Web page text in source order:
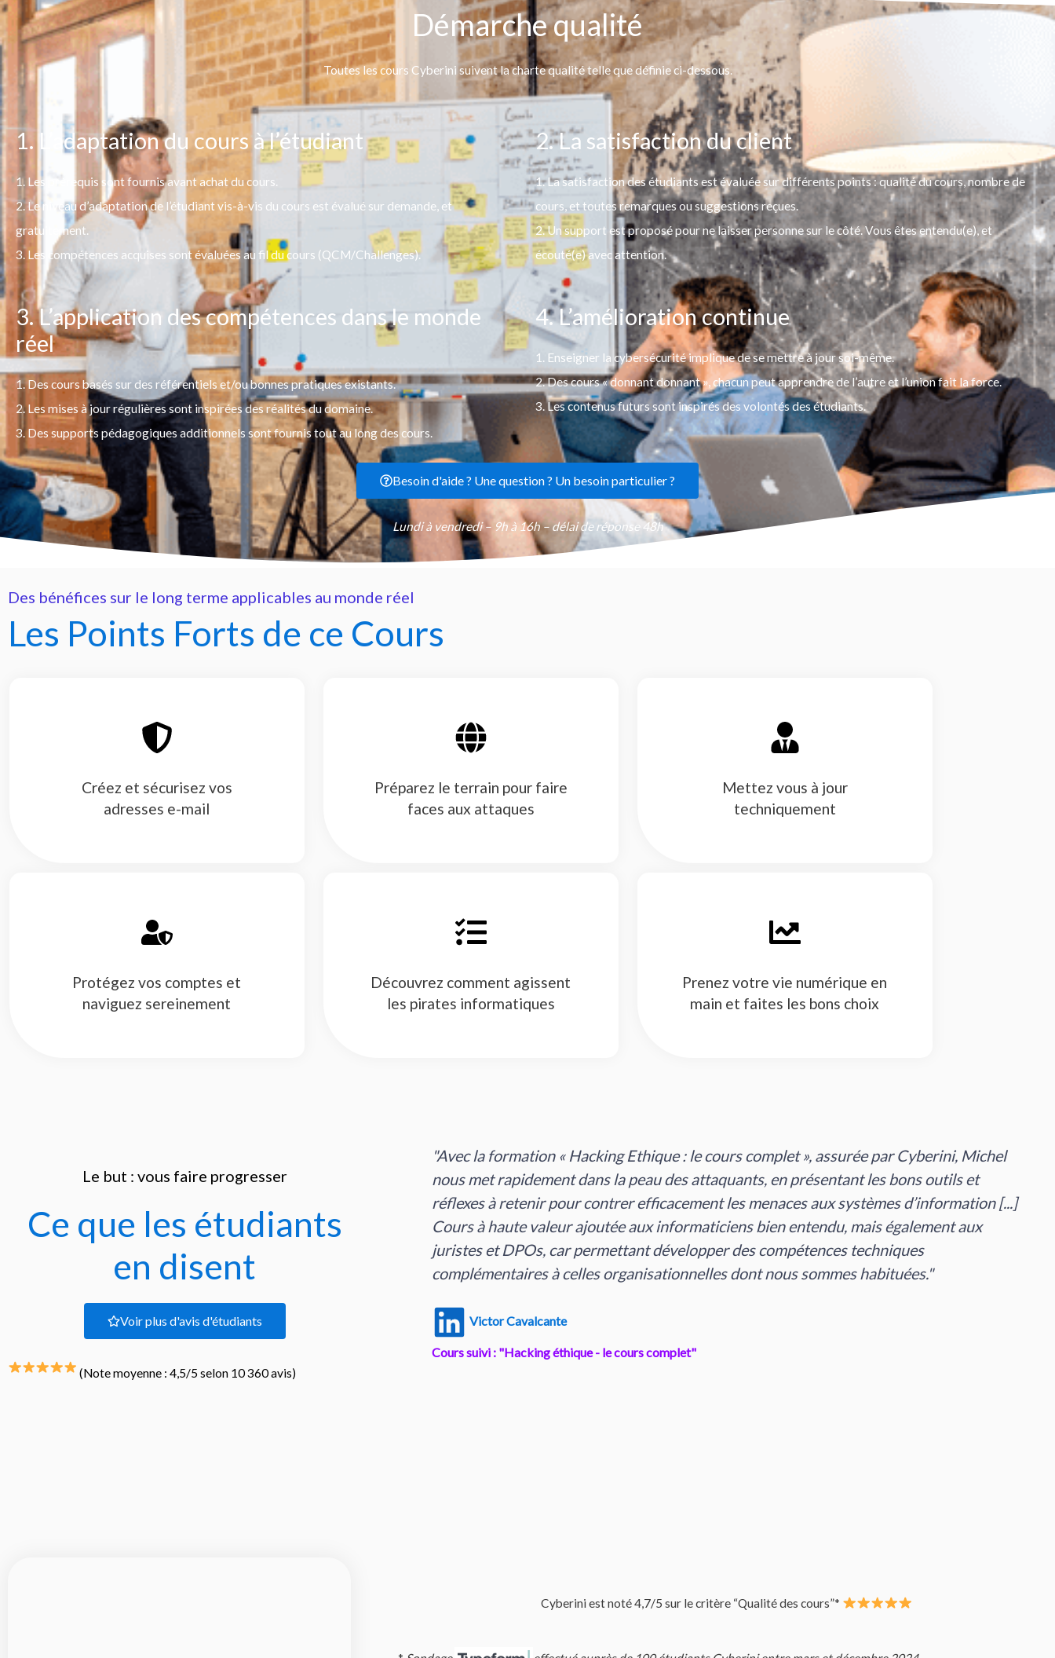
Démarche qualité
Toutes les cours Cyberini suivent la charte qualité telle que définie ci-dessous.
1. L’adaptation du cours à l’étudiant
1. Les prérequis sont fournis avant achat du cours.
2. Le niveau d’adaptation de l’étudiant vis-à-vis du cours est évalué sur demande, et
gratuitement.
3. Les compétences acquises sont évaluées au fil du cours (QCM/Challenges).
2. La satisfaction du client
1. La satisfaction des étudiants est évaluée sur différents points : qualité du cours, nombre de
cours, et toutes remarques ou suggestions reçues.
2.Un support est proposé pour ne laisser personne sur le côté.Vous êtes entendu(e), et
écouté(e) avec attention.
3. L’application des compétences dans le monde
réel
1. Des cours basés sur des référentiels et/ou bonnes pratiques existants.
2. Les mises à jour régulières sont inspirées des réalités du domaine.
3. Des supports pédagogiques additionnels sont fournis tout au long des cours.
4. L’amélioration continue
1. Enseigner la cybersécurité implique de se mettre à jour soi-même.
2. Des cours « donnant donnant », chacun peut apprendre de l’autre et l’union fait la force.
3. Les contenus futurs sont inspirés des volontés des étudiants.
Besoin d'aide ? Une question ? Un besoin particulier ?
Lundi à vendredi – 9h à 16h – délai de réponse 48h
Des bénéfices sur le long terme applicables au monde réel
Les Points Forts de ce Cours
Créez et sécurisez vos
adresses e-mail
Préparez le terrain pour faire
faces aux attaques
Mettez vous à jour
techniquement
Protégez vos comptes et
naviguez sereinement
Découvrez comment agissent
les pirates informatiques
Prenez votre vie numérique en
main et faites les bons choix
Le but : vous faire progresser
Ce que les étudiants
en disent
Voir plus d'avis d'étudiants
(Note moyenne : 4,5/5 selon 10 360 avis)
attaquants, en présentant les bons outils et
bien entendu, mais également aux
des compétences techniques
dont nous sommes habituées."
"Au delà du certificat qui prouve que j'ai suivi cette formation, Je m'engage à mettre en
pratique les astuces et conseils de cette formation en ligne pour aider et conseiller mes
clients dans la sécurité informatique et de mettre en place une éducation et sensibilisation
aux sécurités des réseaux informatique."
Marc Marloye
Cours suivi : "Hacking éthique - Ingénierie Sociale"
Cyberini est noté 4,7/5 sur le critère “Qualité des cours”*